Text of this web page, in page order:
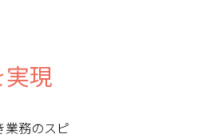
現
業務のスピ